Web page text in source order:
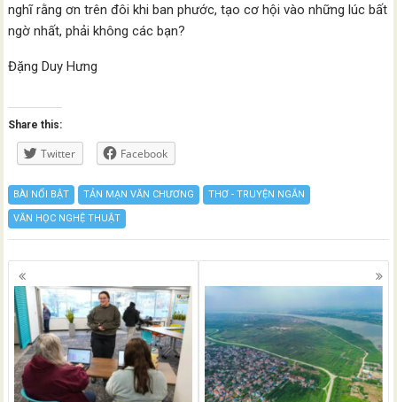
nghĩ rằng ơn trên đôi khi ban phước, tạo cơ hội vào những lúc bất
ngờ nhất, phải không các bạn?
Đặng Duy Hưng
Share this:
Twitter Facebook
BÀI NỔI BẬT TẢN MẠN VĂN CHƯƠNG THƠ - TRUYỆN NGẮN
VĂN HỌC NGHỆ THUẬT
Posts
navigation